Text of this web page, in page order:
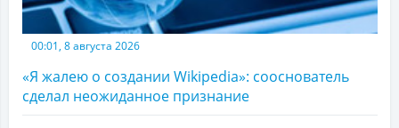
00:01, 8 августа 2026
«Я жалею о создании Wikipedia»: сооснователь
сделал неожиданное признание